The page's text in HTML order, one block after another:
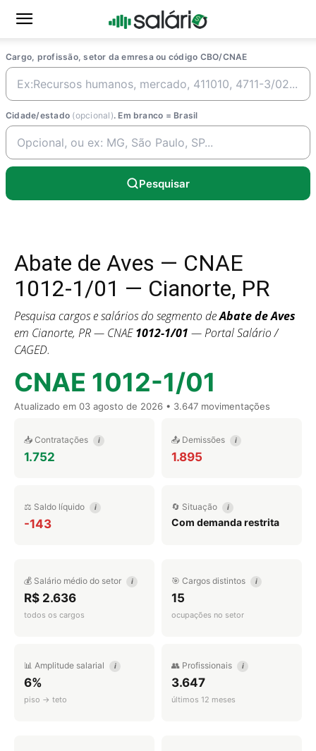
Cargo, profissão, setor da emresa ou código CBO/CNAE
Cidade/estado (opcional). Em branco = Brasil
Pesquisar
Abate de Aves — CNAE
1012-1/01 — Cianorte, PR
Pesquisa cargos e salários do segmento deAbate de Aves
em Cianorte, PR — CNAE1012-1/01 — Portal Salário /
CAGED.
CNAE 1012-1/01
Atualizado em 03 agosto de 2026 • 3.647 movimentações
📥 Contratações i
1.752
📤 Demissões i
1.895
⚖️ Saldo líquido i
-143
🔄 Situação i
Com demanda restrita
💰 Salário médio do setor i
R$ 2.636
todos os cargos
🎯 Cargos distintos i
15
ocupações no setor
📊 Amplitude salarial i
6%
piso → teto
👥 Profissionais i
3.647
últimos 12 meses